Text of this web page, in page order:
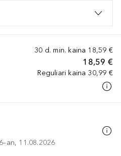
30 d. min. kaina 18,59 €
18,59 €
Reguliari kaina 30,99 €
11.08.2026